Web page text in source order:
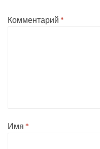
Комментарий *
Имя *